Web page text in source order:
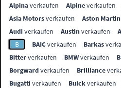
Alpinaverkaufen Alpineverkaufen
Asia Motorsverkaufen Aston Martin
Audi verkaufen Austinverkaufen
B
BAICverkaufen Barkas
Bitterverkaufen BMWverkaufen
Borgwardverkaufen Brilliance
Bugatti verkaufen Buickverkaufen